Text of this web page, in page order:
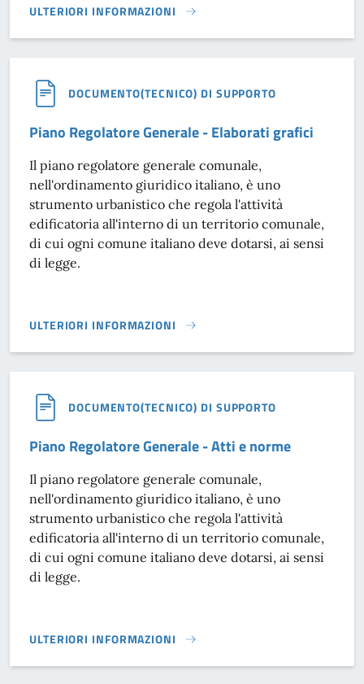
ULTERIORI INFORMAZIONI
PIANO REGOLATORE GENERALE - P.N. OGGETTO DI
DOCUMENTO(TECNICO) DI SUPPORTO
Piano Regolatore Generale - Elaborati grafici
Il piano regolatore generale comunale,
nell'ordinamento giuridico italiano, è uno
strumento urbanistico che regola l'attività
edificatoria all'interno di un territorio comunale,
di cui ogni comune italiano deve dotarsi, ai sensi
di legge.
ULTERIORI INFORMAZIONI
PIANO REGOLATORE GENERALE - ELABORATI GRAFICI}
DOCUMENTO(TECNICO) DI SUPPORTO
Piano Regolatore Generale - Atti e norme
Il piano regolatore generale comunale,
nell'ordinamento giuridico italiano, è uno
strumento urbanistico che regola l'attività
edificatoria all'interno di un territorio comunale,
di cui ogni comune italiano deve dotarsi, ai sensi
di legge.
ULTERIORI INFORMAZIONI
PIANO REGOLATORE GENERALE - ATTI E NORME}